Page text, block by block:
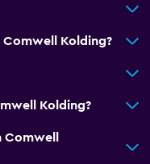
Comwell Kolding?
Kolding?